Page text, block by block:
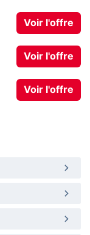
Voir l'offre
Voir l'offre
Voir l'offre